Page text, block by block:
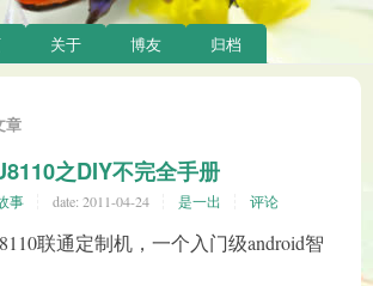
关于 博友 归档
章
之DIY不完全手册
事 date: 2011-04-24 是一出 评论
联通定制机，一个入门级android智